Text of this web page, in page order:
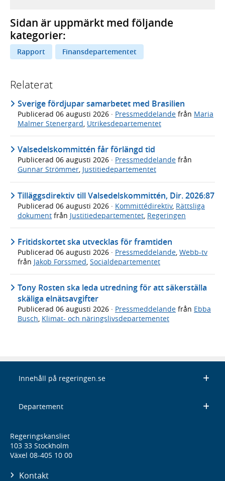
Sidan är uppmärkt med följande
kategorier:
Rapport Finansdepartementet
Relaterat
Sverige fördjupar samarbetet med Brasilien
Publicerad 06 augusti 2026 · Pressmeddelande från Maria
Malmer Stenergard Utrikesdepartementet
Valsedelskommittén får förlängd tid
Publicerad 06 augusti 2026 · Pressmeddelande från
Gunnar Strömmer, Justitiedepartementet
Tilläggsdirektiv till Valsedelskommittén, Dir. 2026:87
Publicerad 06 augusti 2026 · Kommittédirektiv, Rättsliga
dokument från Justitiedepartementet, Regeringen
Fritidskortet ska utvecklas för framtiden
Publicerad 06 augusti 2026 · Pressmeddelande Webb-tv
från Jakob Forssmed Socialdepartementet
Tony Rosten ska leda utredning för att säkerställa
skäliga elnätsavgifter
Publicerad 06 augusti 2026 · Pressmeddelande från Ebba
Busch, Klimat- och näringslivsdepartementet
Innehåll på regeringen.se
Departement
Regeringskansliet
103 33 Stockholm
Växel 08-405 10 00
Kontakt